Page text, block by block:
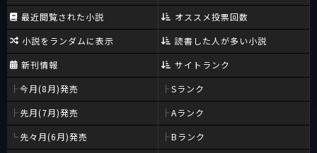
最近閲覧された小説
小説をランダムに表示
新刊情報
今月(8月)発売
先月(7月)発売
先々月(6月)発売
オススメ投票回数
読書した人が多い小説
サイトランク
Sランク
Aランク
Bランク